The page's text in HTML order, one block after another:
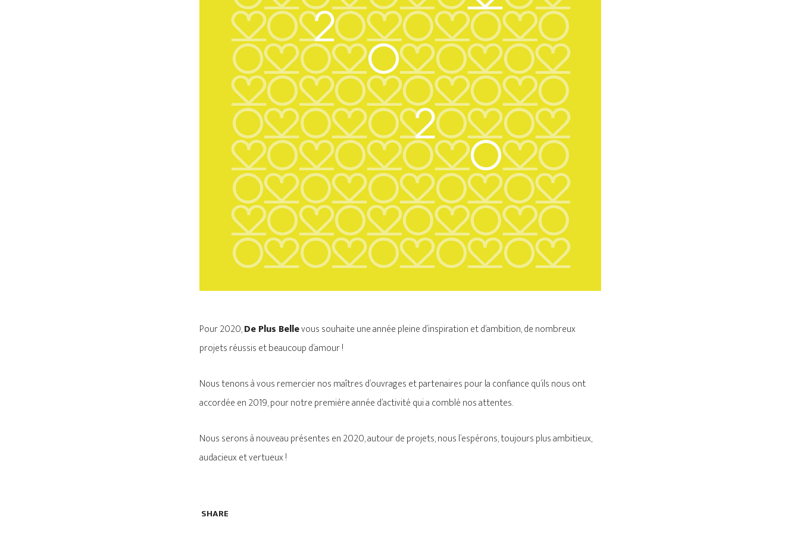
Pour 2020,De Plus Bellevous souhaite une année pleine d’inspiration et d’ambition, de nombreux
projets réussis et beaucoup d’amour !
Nous tenons à vous remercier nos maîtres d’ouvrages et partenaires pour la confiance qu’ils nous ont
accordée en 2019, pour notre première année d’activité qui a comblé nos attentes.
Nous serons à nouveau présentes en 2020, autour de projets, nous l’espérons, toujours plus ambitieux,
audacieux et vertueux !
SHARE